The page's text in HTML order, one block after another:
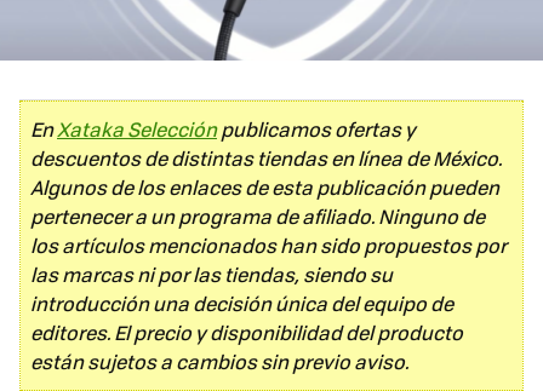
EnXataka Selecciónpublicamos ofertas y
descuentos de distintas tiendas en línea de México.
Algunos de los enlaces de esta publicación pueden
pertenecer a un programa de afiliado. Ninguno de
los artículos mencionados han sido propuestos por
las marcas ni por las tiendas, siendo su
introducción una decisión única del equipo de
editores. El precio y disponibilidad del producto
están sujetos a cambios sin previo aviso.